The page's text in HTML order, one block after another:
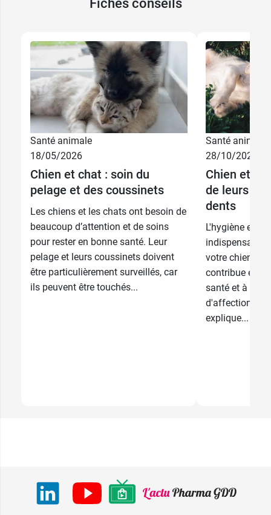
Pensez aussi aushampooing sec pour chien et
Conditionnement :spray de 10 ml
Fiches conseils
Santé animale
18/05/2026
Chien et chat : soin du
pelage et des coussinets
Les chiens et les chats ont besoin de
beaucoup d’attention et de soins
pour rester en bonne santé. Leur
pelage et leurs coussinets doivent
être particulièrement surveillés, car
ils peuvent être touchés...
Santé animale
28/10/2025
Chien et
de leurs
dents
L'hygiène est
indispensable
votre chien ou
contribue en
santé et à lui
d'affections.
explique...